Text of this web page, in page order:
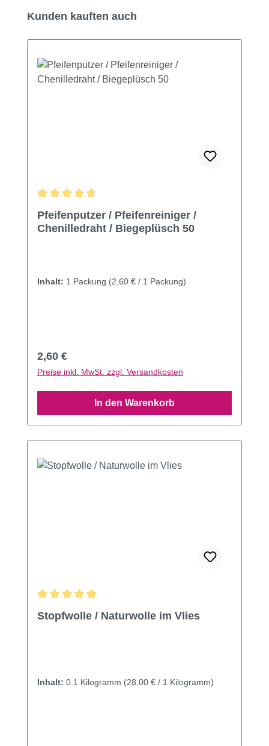
Produktgalerie überspringen
Kunden kauften auch
Pfeifenputzer / Pfeifenreiniger /
Chenilledraht / Biegeplüsch 50
Inhalt: 1 Packung (2,60 € / 1 Packung)
Regulärer Preis:
2,60 €
Preise inkl. MwSt. zzgl. Versandkosten
In den Warenkorb
Stopfwolle / Naturwolle im Vlies
Inhalt: 0.1 Kilogramm (28,00 € / 1 Kilogramm)